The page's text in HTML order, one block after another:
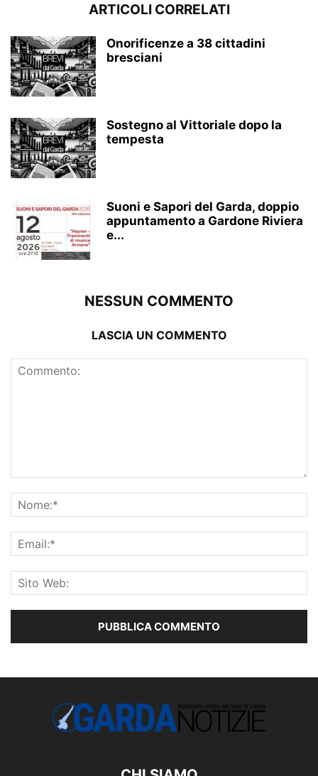
ARTICOLI CORRELATI
Onorificenze a 38 cittadini
bresciani
Sostegno al Vittoriale dopo la
tempesta
Suoni e Sapori del Garda, doppio
appuntamento a Gardone Riviera
e...
NESSUN COMMENTO
LASCIA UN COMMENTO